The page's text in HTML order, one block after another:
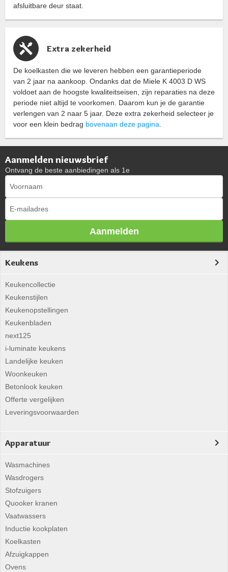
afsluitbare deur staat.
Extra zekerheid
De koelkasten die we leveren hebben een garantieperiode
van 2 jaar na aankoop. Ondanks dat de Miele K 4003 D WS
voldoet aan de hoogste kwaliteitseisen, zijn reparaties na deze
periode niet altijd te voorkomen. Daarom kun je de garantie
verlengen van 2 naar 5 jaar. Deze extra zekerheid selecteer je
voor een klein bedrag bovenaan deze pagina.
Aanmelden nieuwsbrief
Ontvang de beste aanbiedingen als 1e
Aanmelden
Keukens
Keukencollectie
Keukenstijlen
Keukenopstellingen
Keukenbladen
next125
i-luminate keukens
Landelijke keuken
Woonkeuken
Betonlook keuken
Offerte vergelijken
Leveringsvoorwaarden
Apparatuur
Wasmachines
Wasdrogers
Stofzuigers
Quooker kranen
Vaatwassers
Inductie kookplaten
Koelkasten
Afzuigkappen
Ovens